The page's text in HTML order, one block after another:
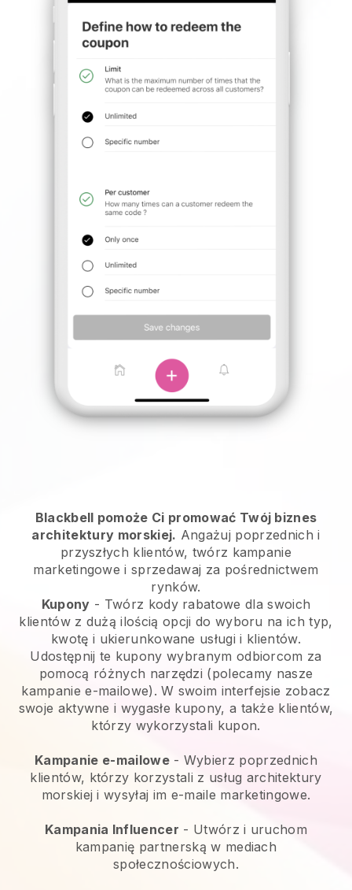
Blackbell pomoże Ci promować Twój biznes
architektury morskiej. Angażuj poprzednich i
przyszłych klientów, twórz kampanie
marketingowe i sprzedawaj za pośrednictwem
rynków.
Kupony - Twórz kody rabatowe dla swoich
klientów z dużą ilością opcji do wyboru na ich typ,
kwotę i ukierunkowane usługi i klientów.
Udostępnij te kupony wybranym odbiorcom za
pomocą różnych narzędzi (polecamy nasze
kampanie e-mailowe). W swoim interfejsie zobacz
swoje aktywne i wygasłe kupony, a także klientów,
którzy wykorzystali kupon.
Kampanie e-mailowe- Wybierz poprzednich
klientów, którzy korzystali z usług architektury
morskiej i wysyłaj im e-maile marketingowe.
Kampania Influencer - Utwórz i uruchom
kampanię partnerską w mediach
społecznościowych.